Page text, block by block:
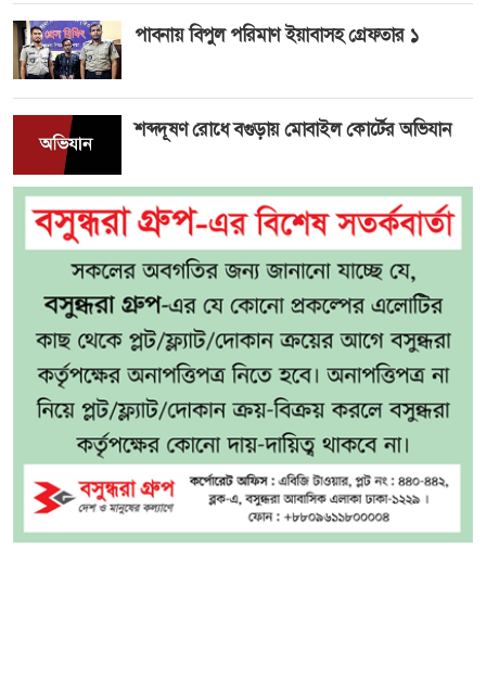
পাবনায় বিপুল পরিমাণ ইয়াবাসহ গ্রেফতার ১
শব্দদূষণ রোধে বগুড়ায় মোবাইল কোর্টের অভিযান